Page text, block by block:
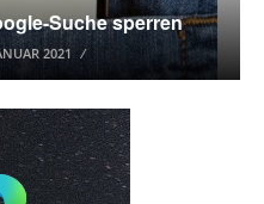
Suche sperren
2021